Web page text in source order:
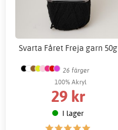
Svarta Fåret Freja garn 50g
26 färger
100% Akryl
29 kr
I lager